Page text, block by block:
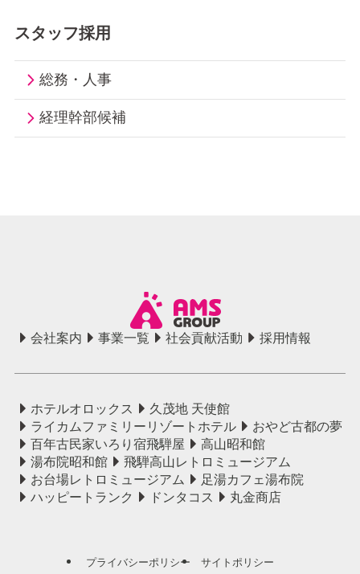
スタッフ採用
総務・人事
経理幹部候補
会社案内 事業一覧 社会貢献活動 採用情報
ホテルオロックス
久茂地 天使館
ライカムファミリーリゾートホテル
おやど古都の夢
百年古民家いろり宿飛騨屋
高山昭和館
湯布院昭和館
飛騨高山レトロミュージアム
お台場レトロミュージアム
足湯カフェ湯布院
ハッピートランク
ドンタコス 丸金商店
プライバシーポリシー サイトポリシー